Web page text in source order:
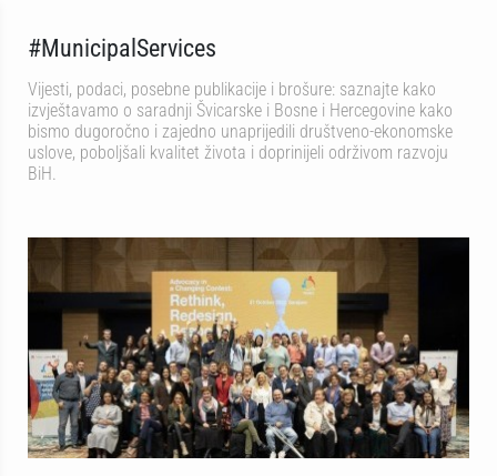
#MunicipalServices
Vijesti, podaci, posebne publikacije i brošure: saznajte kako
izvještavamo o saradnji Švicarske i Bosne i Hercegovine kako
bismo dugoročno i zajedno unaprijedili društveno-ekonomske
uslove, poboljšali kvalitet života i doprinijeli održivom razvoju
BiH.